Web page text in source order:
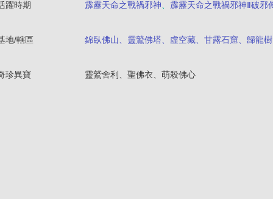
躍時期 霹靂天命之戰禍邪神、 霹靂天命之戰禍邪神Ⅱ破邪
地/轄區 錦臥佛山、靈鷲佛塔、虛空藏、甘露石窟、歸龍
珍異寶 靈鷲舍利、聖佛衣、萌殺佛心